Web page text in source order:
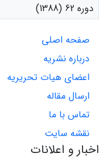
دوره 62 (1388)
صفحه اصلی
درباره نشریه
اعضای هیات تحریریه
ارسال مقاله
تماس با ما
نقشه سایت
اخبار و اعلانات